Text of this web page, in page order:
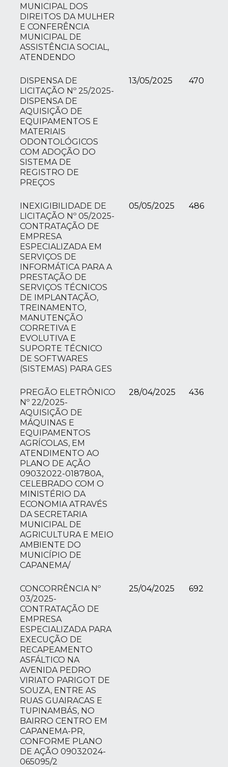
MUNICIPAL DOS
DIREITOS DA MULHER
E CONFERÊNCIA
MUNICIPAL DE
ASSISTÊNCIA SOCIAL,
ATENDENDO
DISPENSA DE
LICITAÇÃO Nº 25/2025-
DISPENSA DE
AQUISIÇÃO DE
EQUIPAMENTOS E
MATERIAIS
ODONTOLÓGICOS
COM ADOÇÃO DO
SISTEMA DE
REGISTRO DE
PREÇOS
13/05/2025 470
INEXIGIBILIDADE DE
LICITAÇÃO Nº 05/2025-
CONTRATAÇÃO DE
EMPRESA
ESPECIALIZADA EM
SERVIÇOS DE
INFORMÁTICA PARA A
PRESTAÇÃO DE
SERVIÇOS TÉCNICOS
DE IMPLANTAÇÃO,
TREINAMENTO,
MANUTENÇÃO
CORRETIVA E
EVOLUTIVA E
SUPORTE TÉCNICO
DE SOFTWARES
(SISTEMAS) PARA GES
05/05/2025 486
PREGÃO ELETRÔNICO
Nº 22/2025-
AQUISIÇÃO DE
MÁQUINAS E
EQUIPAMENTOS
AGRÍCOLAS, EM
ATENDIMENTO AO
PLANO DE AÇÃO
09032022-018780A,
CELEBRADO COM O
MINISTÉRIO DA
ECONOMIA ATRAVÉS
DA SECRETARIA
MUNICIPAL DE
AGRICULTURA E MEIO
AMBIENTE DO
MUNICÍPIO DE
CAPANEMA/
28/04/2025 436
CONCORRÊNCIA Nº
03/2025-
CONTRATAÇÃO DE
EMPRESA
ESPECIALIZADA PARA
EXECUÇÃO DE
RECAPEAMENTO
ASFÁLTICO NA
AVENIDA PEDRO
VIRIATO PARIGOT DE
SOUZA, ENTRE AS
RUAS GUAIRACAS E
TUPINAMBÁS, NO
BAIRRO CENTRO EM
CAPANEMA-PR,
CONFORME PLANO
DE AÇÃO 09032024-
065095/2
25/04/2025 692